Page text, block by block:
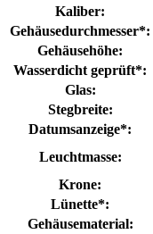
Kaliber:
Gehäusedurchmesser*:
Gehäusehöhe:
Wasserdicht geprüft*:
Glas:
Stegbreite:
Datumsanzeige*:
Leuchtmasse:
Krone:
Lünette*:
Gehäusematerial: